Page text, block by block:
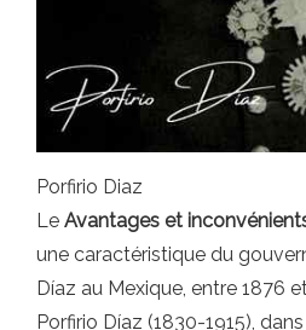
Porfirio Diaz
Le Avantages et
une caractéristique du
Díaz au Mexique, entre 1876
Porfirio Díaz (1830-1915),